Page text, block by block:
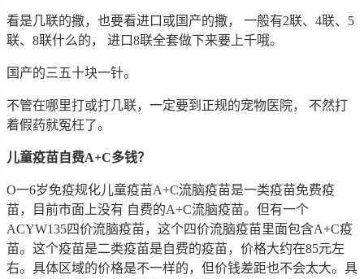
看是几联的撒，也要看进口或国产的撒， 一般有2联、4联、5
联、8联什么的， 进口8联全套做下来要上千哦。
国产的三五十块一针。
不管在哪里打或打几联，一定要到正规的宠物医院， 不然打
着假药就冤枉了。
儿童疫苗自费A+C多钱？
O一6岁免疫规化儿童疫苗A+C流脑疫苗是一类疫苗免费疫
苗，目前市面上没有 自费的A+C流脑疫苗。但有一个
ACYW135四价流脑疫苗，这个四价流脑疫苗里面包含A+C疫
苗。这个疫苗是二类疫苗是自费的疫苗，价格大约在85元左
右。具体区域的价格是不一样的，但价钱差距也不会太大。具